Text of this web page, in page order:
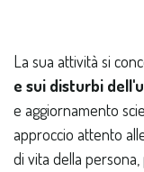
La sua attività si
e sui disturbi
e aggiornamento
approccio attento
di vita della